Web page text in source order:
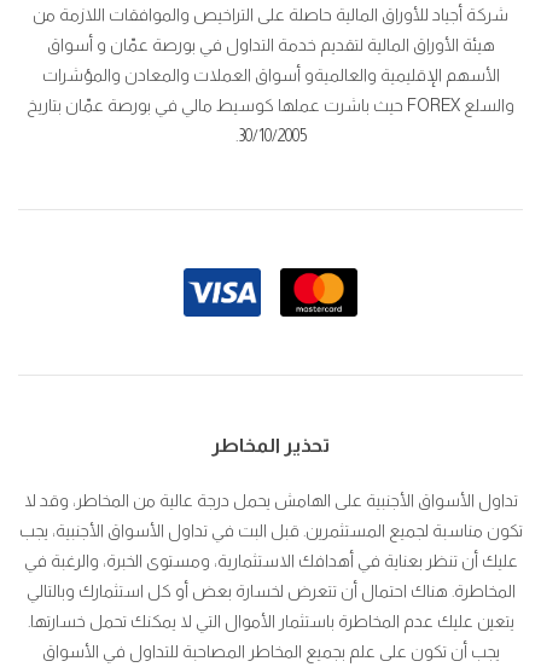
شركة أجياد للأوراق المالية حاصلة على التراخيص والموافقات اللازمة من
هيئة الأوراق المالية لتقديم خدمة التداول في بورصة عمّان و أسواق
الأسهم الإقليمية والعالميةو أسواق العملات والمعادن والمؤشرات
والسلع FOREX حيث باشرت عملها كوسيط مالي في بورصة عمّان بتاريخ
30/10/2005.
تحذير المخاطر
تداول الأسواق الأجنبية على الهامش يحمل درجة عالية من المخاطر، وقد لا
تكون مناسبة لجميع المستثمرين. قبل البت في تداول الأسواق الأجنبية، يجب
عليك أن تنظر بعناية في أهدافك الاستثمارية، ومستوى الخبرة، والرغبة في
المخاطرة. هناك احتمال أن تتعرض لخسارة بعض أو كل استثمارك وبالتالي
يتعين عليك عدم المخاطرة باستثمار الأموال التي لا يمكنك تحمل خسارتها.
يجب أن تكون على علم بجميع المخاطر المصاحبة للتداول في الأسواق